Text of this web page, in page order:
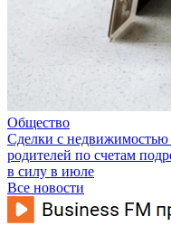
Общество
Сделки с недвижимостью
родителей по счетам
в силу в июле
Все новости